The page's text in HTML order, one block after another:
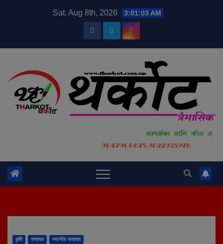
Sat. Aug 8th, 2026 3:01:04 AM
कृषि समाचार स्थानीय समाचार
modal-check